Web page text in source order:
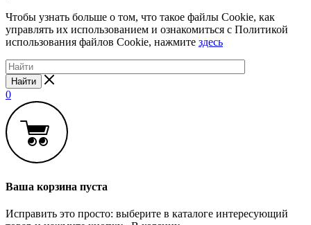
Чтобы узнать больше о том, что такое файлы Cookie, как
управлять их использованием и ознакомиться с Политикой
использования файлов Cookie, нажмите здесь
Найти
0
Ваша корзина пуста
Исправить это просто: выберите в каталоге интересующий